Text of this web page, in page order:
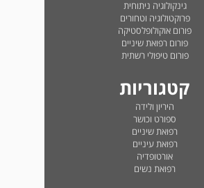
גינקולוגיה ניתוחית
פרוקטולוגיה וטחורים
פורום אוקולופלסטיקה
פורום רפואת שיניים
פורום טיפולי רשתית
קטגוריות
היריון ולידה
ספורט וכושר
רפואת שיניים
רפואת עיניים
אורטופדיה
רפואת נשים